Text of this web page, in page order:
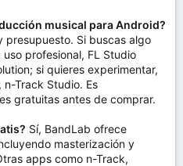
musical para Android?
presupuesto. Si buscas algo
profesional, FL Studio
si quieres experimentar,
Track Studio. Es
gratuitas antes de comprar.
Sí, BandLab ofrece
masterización y
apps como n-Track,